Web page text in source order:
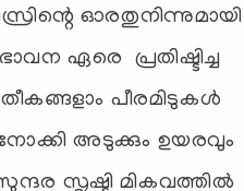
ഓരതുനിന്നുമായി
ഏരെ പ്രതിഷ്ടിച്ച
പീരമിടുകള്‍
അടുക്കും ഉയരവും
സൃഷ്ടി മികവത്തില്‍